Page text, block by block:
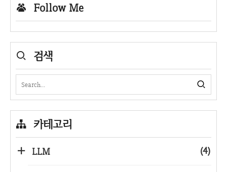
Follow Me
검색
카테고리
LLM (4)